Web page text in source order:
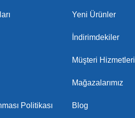
Politikası
Yeni Ürünler
İndirimdekiler
Müşteri Hizmetleri
Mağazalarımız
Blog